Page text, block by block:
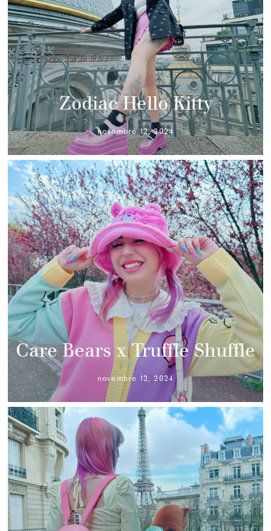
Zodiac Hello Kitty
novembre 12, 2024
Care Bears x Truffle Shuffle
novembre 12, 2024